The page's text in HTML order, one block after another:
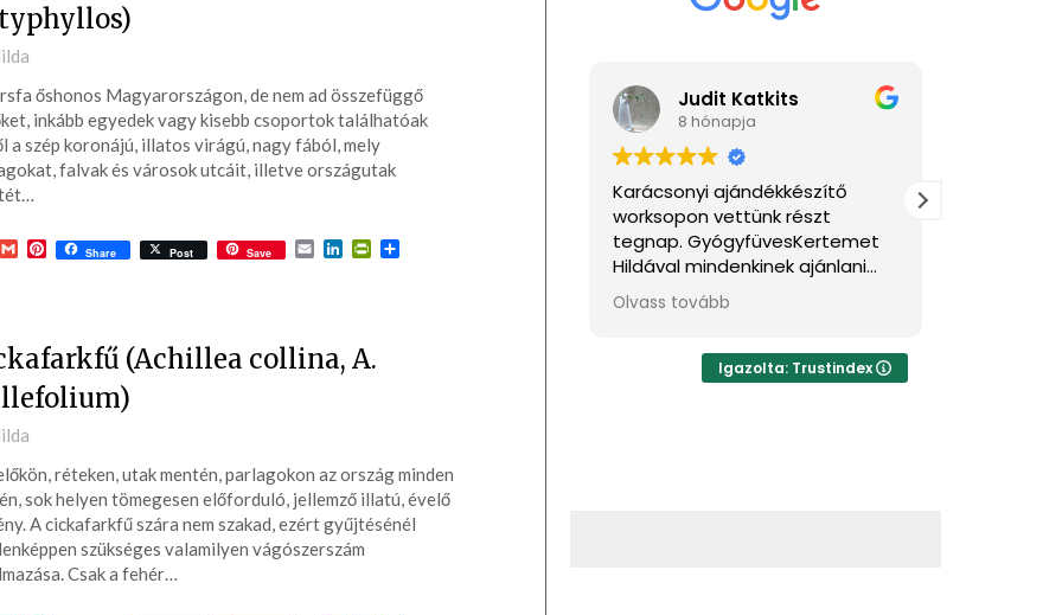
őshonos Magyarországon, de nem ad összefüggő
inkább egyedek vagy kisebb csoportok találhatóak
a szép koronájú, illatos virágú, nagy fából, mely
falvak és városok utcáit, illetve országutak
GmailPinterest
Share Post Save EmailLinkedInPrintFriendly
Ossza
(Achillea collina, A.
réteken, utak mentén, parlagokon az ország minden
sok helyen tömegesen előforduló, jellemző illatú, évelő
A cickafarkfű szára nem szakad, ezért gyűjtésénél
szükséges valamilyen vágószerszám
Csak a fehér…
Judit Katkits
Karácsonyi ajándékkészítő
worksopon vettünk részt
tegnap. GyógyfüvesKertemet
Hildával mindenkinek ajánlani
tudom, ha feltöltődésre,
egyben tudásra vágyik kellemes
Anita Kis
Nagyon jól éreztem magam.
Sok hasznos információval
Igazolta: Trustindex